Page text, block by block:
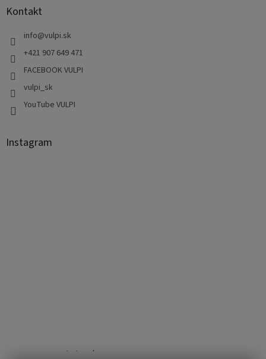
Kontakt
info@vulpi.sk
+421 907 649 471
FACEBOOK VULPI
vulpi_sk
YouTube VULPI
Instagram
Sledovať na Instagrame